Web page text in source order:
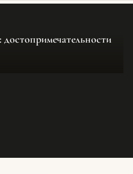
достопримечательности